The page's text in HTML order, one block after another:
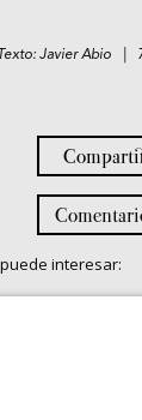
Texto: Javier Abio |
interesar: